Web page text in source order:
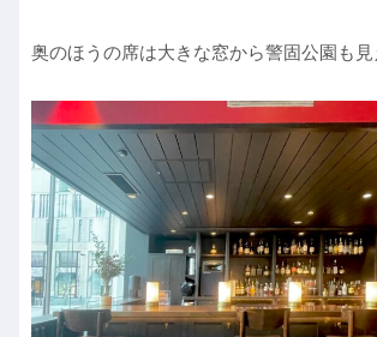
奥のほうの席は大きな窓から警固公園も見